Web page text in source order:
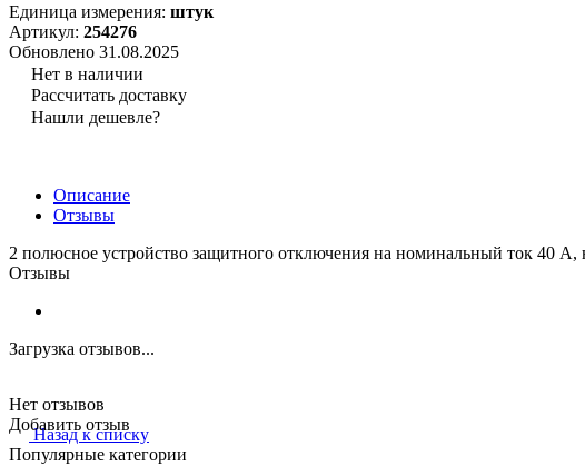
Единица измерения: штук
Артикул: 254276
Обновлено 31.08.2025
Нет в наличии
Рассчитать доставку
Нашли дешевле?
Описание
Отзывы
2 полюсное устройство защитного отключения на номинальный ток 40
Отзывы
Загрузка отзывов...
Нет отзывов
Добавить отзыв
Назад к списку
Популярные категории